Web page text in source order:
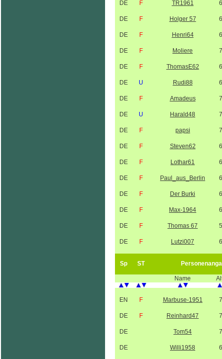
DE F TR1961
DE F Holger 57
DE F Henri64
DE F Moliere
DE F ThomasE62
DE U Rudi88
DE F Amadeus
DE U Harald48
DE F papsi
DE F Steven62
DE F Lothar61
DE F Paul_aus_Berlin
DE F Der Burki
DE F Max-1964
DE F Thomas 67
DE F Lutzi007
Sp ST
Name
EN F Marbuse-1951
DE F Reinhard47
DE Tom54
DE Willi1958